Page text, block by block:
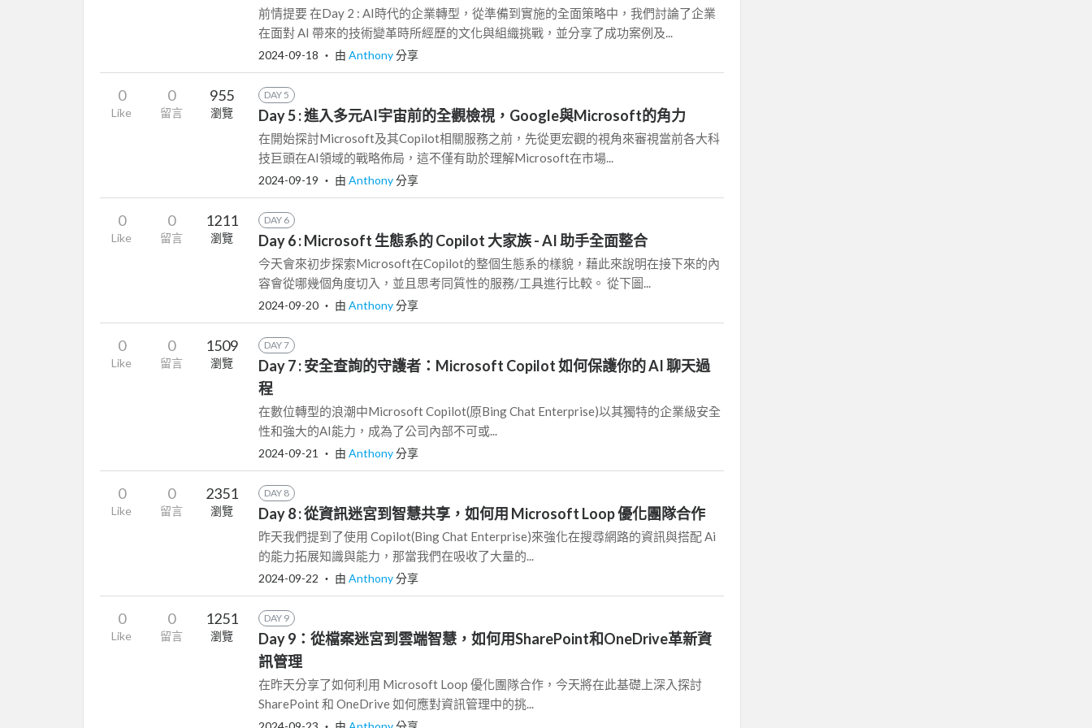
前情提要 在Day 2 : AI時代的企業轉型，從準備到實施的全面策略中，我們討論了企業
在面對 AI 帶來的技術變革時所經歷的文化與組織挑戰，並分享了成功案例及...
2024-09-18 ‧ 由 Anthony分享
0
Like
0
留言
955
瀏覽
DAY 5
Day 5 : 進入多元AI宇宙前的全觀檢視，Google與Microsoft的角力
在開始探討Microsoft及其Copilot相關服務之前，先從更宏觀的視角來審視當前各大科
技巨頭在AI領域的戰略佈局，這不僅有助於理解Microsoft在市場...
2024-09-19 ‧ 由 Anthony分享
0
Like
0
留言
1211
瀏覽
DAY 6
Day 6 : Microsoft 生態系的 Copilot 大家族 - AI 助手全面整合
今天會來初步探索Microsoft在Copilot的整個生態系的樣貌，藉此來說明在接下來的內
容會從哪幾個角度切入，並且思考同質性的服務/工具進行比較。 從下圖...
2024-09-20 ‧ 由 Anthony分享
0
Like
0
留言
1509
瀏覽
DAY 7
Day 7 : 安全查詢的守護者：Microsoft Copilot 如何保護你的 AI 聊天過
程
在數位轉型的浪潮中Microsoft Copilot(原Bing Chat Enterprise)以其獨特的企業級安全
性和強大的AI能力，成為了公司內部不可或...
2024-09-21 ‧ 由 Anthony分享
0
Like
0
留言
2351
瀏覽
DAY 8
Day 8 : 從資訊迷宮到智慧共享，如何用 Microsoft Loop 優化團隊合作
昨天我們提到了使用 Copilot(Bing Chat Enterprise)來強化在搜尋網路的資訊與搭配 Ai
的能力拓展知識與能力，那當我們在吸收了大量的...
2024-09-22 ‧ 由 Anthony分享
0
Like
0
留言
1251
瀏覽
DAY 9
Day 9：從檔案迷宮到雲端智慧，如何用SharePoint和OneDrive革新資
訊管理
在昨天分享了如何利用 Microsoft Loop 優化團隊合作，今天將在此基礎上深入探討
SharePoint 和 OneDrive 如何應對資訊管理中的挑...